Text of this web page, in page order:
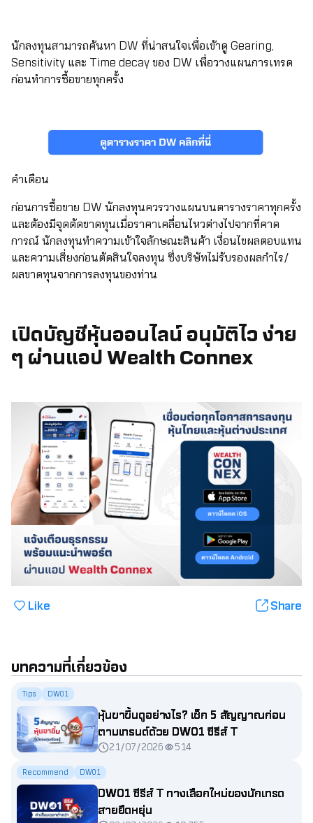
นักลงทุนสามารถค้นหา DW ที่น่าสนใจเพื่อเข้าดู Gearing,
Sensitivity และ Time decay ของ DW เพื่อวางแผนการเทรด
ก่อนทำการซื้อขายทุกครั้ง
คำเตือน
ก่อนการซื้อขาย DW นักลงทุนควรวางแผนบนตารางราคาทุกครั้ง
และต้องมีจุดตัดขาดทุนเมื่อราคาเคลื่อนไหวต่างไปจากที่คาด
การณ์ นักลงทุนทำความเข้าใจลักษณะสินค้า เงื่อนไขผลตอบแทน
และความเสี่ยงก่อนตัดสินใจลงทุน ซึ่งบริษัทไม่รับรองผลกำไร/
ผลขาดทุนจากการลงทุนของท่าน
เปิดบัญชีหุ้นออนไลน์ อนุมัติไว ง่าย
ๆ ผ่านแอป Wealth Connex
Like Share
บทความที่เกี่ยวข้อง
Tips DW01
หุ้นขาขึ้นดูอย่างไร? เช็ก 5 สัญญาณก่อน
ตามเทรนด์ด้วย DW01 ซีรีส์ T
21/07/2026 514
Recommend DW01
DW01 ซีรีส์ T ทางเลือกใหม่ของนักเทรด
สายยืดหยุ่น